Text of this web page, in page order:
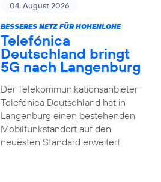
04. August 2026
BESSERES NETZ FÜR HOHENLOHE
Telefónica
Deutschland bringt
5G nach Langenburg
Der Telekommunikationsanbieter
Telefónica Deutschland hat in
Langenburg einen bestehenden
Mobilfunkstandort auf den
neuesten Standard erweitert